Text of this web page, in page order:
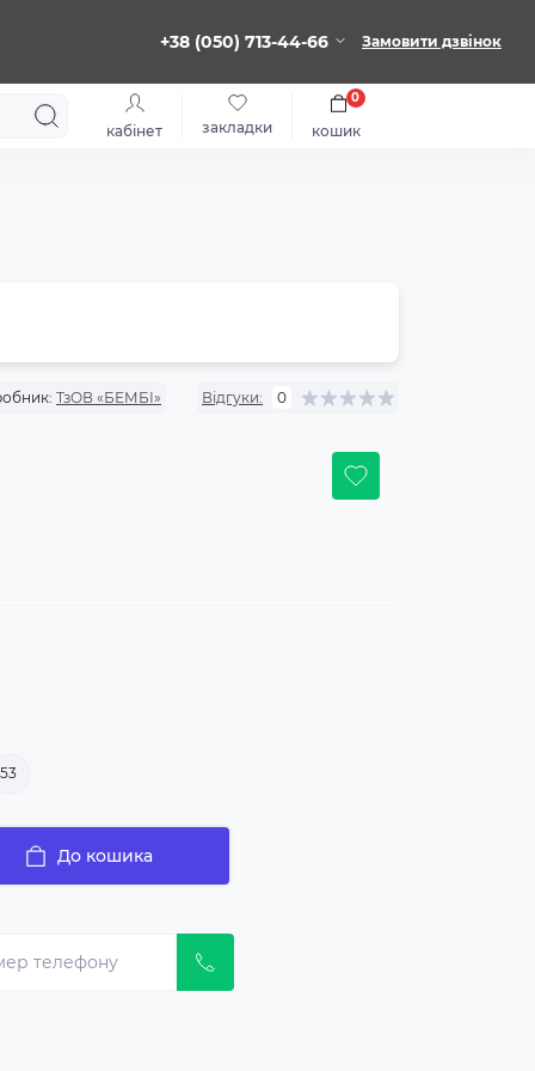
+38 (050) 713-44-66 Замовити дзвінок
кабінет закладки кошик
0
ТзОВ «БЕМБІ» Відгуки: 0
53
До кошика